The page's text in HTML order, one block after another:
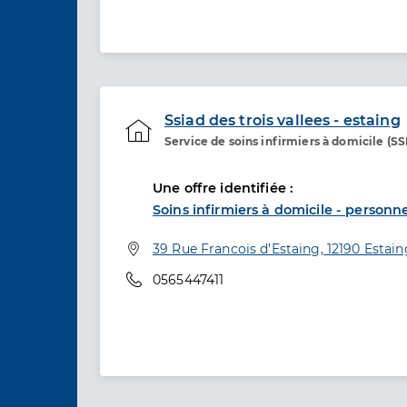
Ssiad des trois vallees - estaing
Service de soins infirmiers à domicile
Etablissement de soins
Une offre identifiée :
Soins infirmiers à domicile -
Adresse
39 Rue Francois d’Estaing, 12190
Téléphone
0565447411